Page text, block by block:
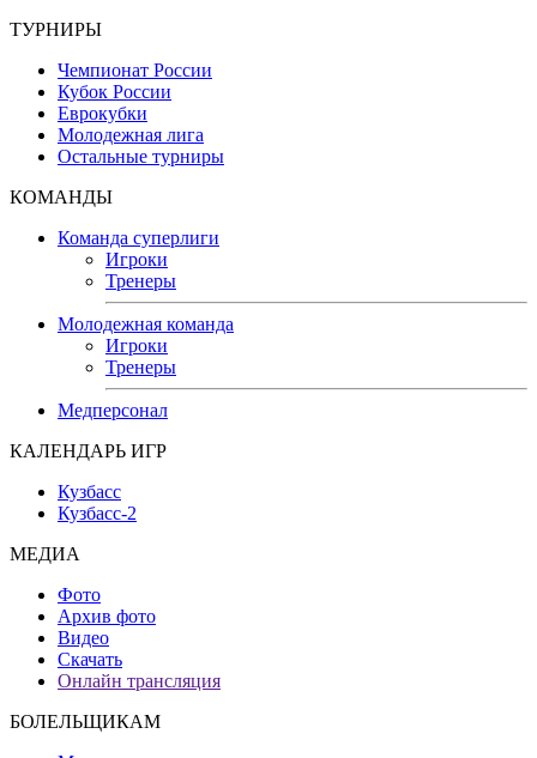
ТУРНИРЫ
Чемпионат России
Кубок России
Еврокубки
Молодежная лига
Остальные турниры
КОМАНДЫ
Команда суперлиги
Игроки
Тренеры
Молодежная команда
Игроки
Тренеры
Медперсонал
КАЛЕНДАРЬ ИГР
Кузбасс
Кузбасс-2
МЕДИА
Фото
Архив фото
Видео
Скачать
Онлайн трансляция
БОЛЕЛЬЩИКАМ